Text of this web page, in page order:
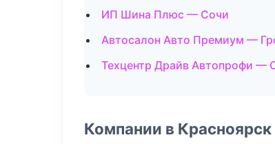
ИП Шина Плюс — Сочи
Автосалон Авто Премиум —
Техцентр Драйв Автопрофи —
Компании в Красноярск